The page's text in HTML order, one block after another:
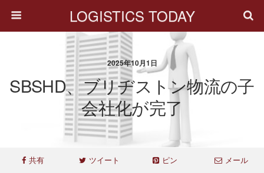
LOGISTICS TODAY
2025年10月1日
SBSHD、ブリヂストン物流の子
会社化が完了
共有 ツイート ピン メール